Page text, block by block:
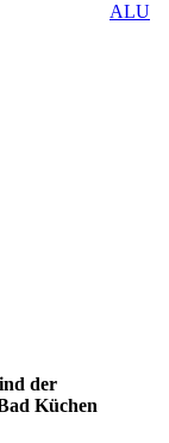
ALU
der
Küchen